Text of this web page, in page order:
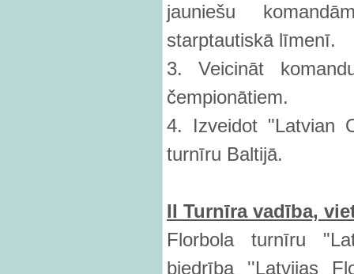
jauniešu
starptautiskā līmenī.
3. Veicināt
čempionātiem.
4. Izveidot "Latvian
turnīru Baltijā.
II Turnīra vadība,
Florbola turnīru
biedrība ''Latvijas